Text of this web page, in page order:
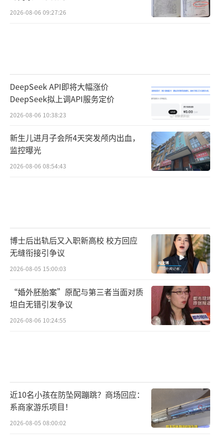
2026-08-06 09:27:26
DeepSeek API即将大幅涨价
DeepSeek拟上调API服务定价
2026-08-06 10:38:23
新生儿进月子会所4天突发颅内出血，
监控曝光
2026-08-06 08:54:43
博士后出轨后又入职新高校 校方回应
无缝衔接引争议
2026-08-05 15:00:03
“婚外胚胎案”原配与第三者当面对质
坦白无错引发争议
2026-08-06 10:24:55
近10名小孩在防坠网蹦跳？商场回应：
系商家游乐项目！
2026-08-05 08:00:02